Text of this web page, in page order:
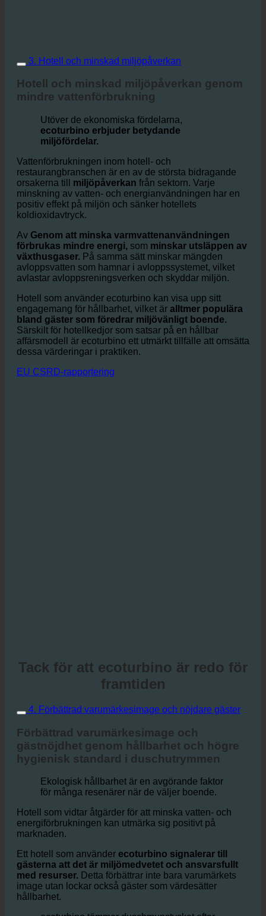
3. Hotell och minskad miljöpåverkan
mindre vattenförbrukning
Utöver de ekonomiska fördelarna,
miljöfördelar.
Vattenförbrukningen inom hotell- och
restaurangbranschen är en av de största bidragande
orsakerna till miljöpåverkanfrån sektorn. Varje
minskning av vatten- och energianvändningen har en
koldioxidavtryck.
AvGenom att minska varmvattenanvändningen
förbrukas mindre energi,somminskar utsläppen av
växthusgaser.På samma sätt minskar mängden
avlastar avloppsreningsverken och skyddar miljön.
Hotell som använder ecoturbino kan visa upp sitt
engagemang för hållbarhet, vilket äralltmer populära
bland gäster som föredrar miljövänligt boende.
Särskilt för hotellkedjor som satsar på en hållbar
dessa värderingar i praktiken.
Tack för att ecoturbino är redo för
framtiden
4. Förbättrad varumärkesimage och nöjdare gäster
Förbättrad varumärkesimage och
gästnöjdhet genom hållbarhet och högre
hygienisk standard i duschutrymmen
Ekologisk hållbarhet är en avgörande faktor
för många resenärer när de väljer boende.
Hotell som vidtar åtgärder för att minska vatten- och
marknaden.
Ett hotell som använderecoturbino signalerar till
gästerna att det är miljömedvetet och ansvarsfullt
med resurser.